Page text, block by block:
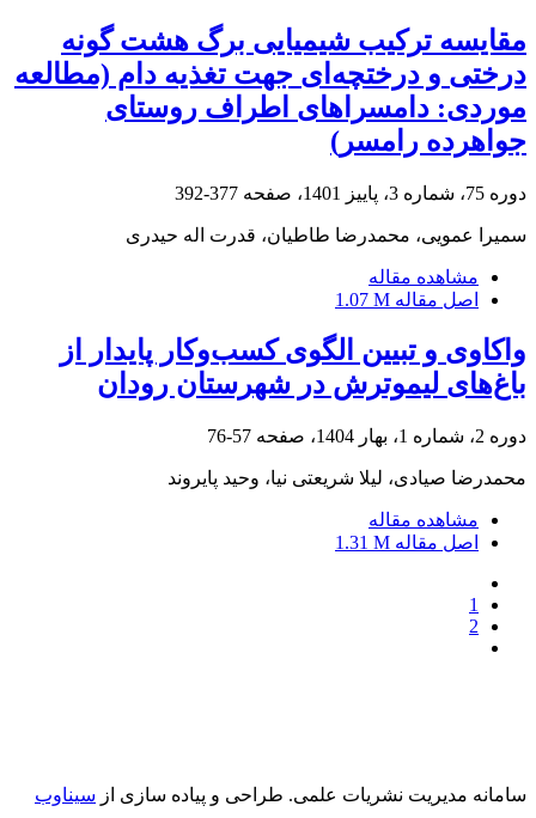
مقایسه ترکیب شیمیایی برگ هشت گونه‌
درختی و درختچه‌ای جهت تغذیه دام (مطالعه
موردی: دامسراهای اطراف روستای
جواهرده رامسر)
دوره 75، شماره 3، پاییز 1401، صفحه 377-392
سمیرا عمویی، محمدرضا طاطیان، قدرت اله حیدری
مشاهده مقاله
اصل مقاله 1.07 M
واکاوی و تبیین الگوی کسب‌وکار پایدار از
باغ‌های لیموترش در شهرستان رودان
دوره 2، شماره 1، بهار 1404، صفحه 57-76
محمدرضا صیادی، لیلا شریعتی نیا، وحید پایروند
مشاهده مقاله
اصل مقاله 1.31 M
1
2
سامانه مدیریت نشریات علمی. طراحی و پیاده سازی از سیناوب